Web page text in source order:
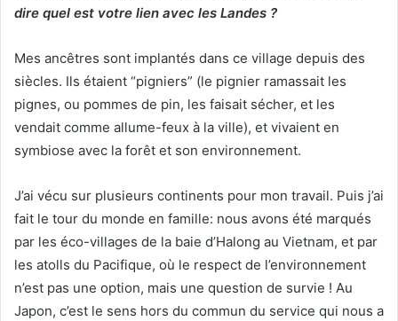
dire quel est votre lien avec les Landes ?
Mes ancêtres sont implantés dans ce village depuis des
siècles. Ils étaient “pigniers” (le pignier ramassait les
pignes, ou pommes de pin, les faisait sécher, et les
vendait comme allume-feux à la ville), et vivaient en
symbiose avec la forêt et son environnement.
J’ai vécu sur plusieurs continents pour mon travail. Puis j’ai
fait le tour du monde en famille: nous avons été marqués
par les éco-villages de la baie d’Halong au Vietnam, et par
les atolls du Pacifique, où le respect de l’environnement
n’est pas une option, mais une question de survie ! Au
Japon, c’est le sens hors du commun du service qui nous a